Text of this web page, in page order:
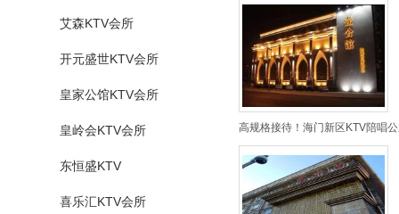
艾森KTV会所
开元盛世KTV会所
皇家公馆KTV会所
皇岭会KTV会所
东恒盛KTV
喜乐汇KTV会所
高规格接待！海门新区KTV陪唱